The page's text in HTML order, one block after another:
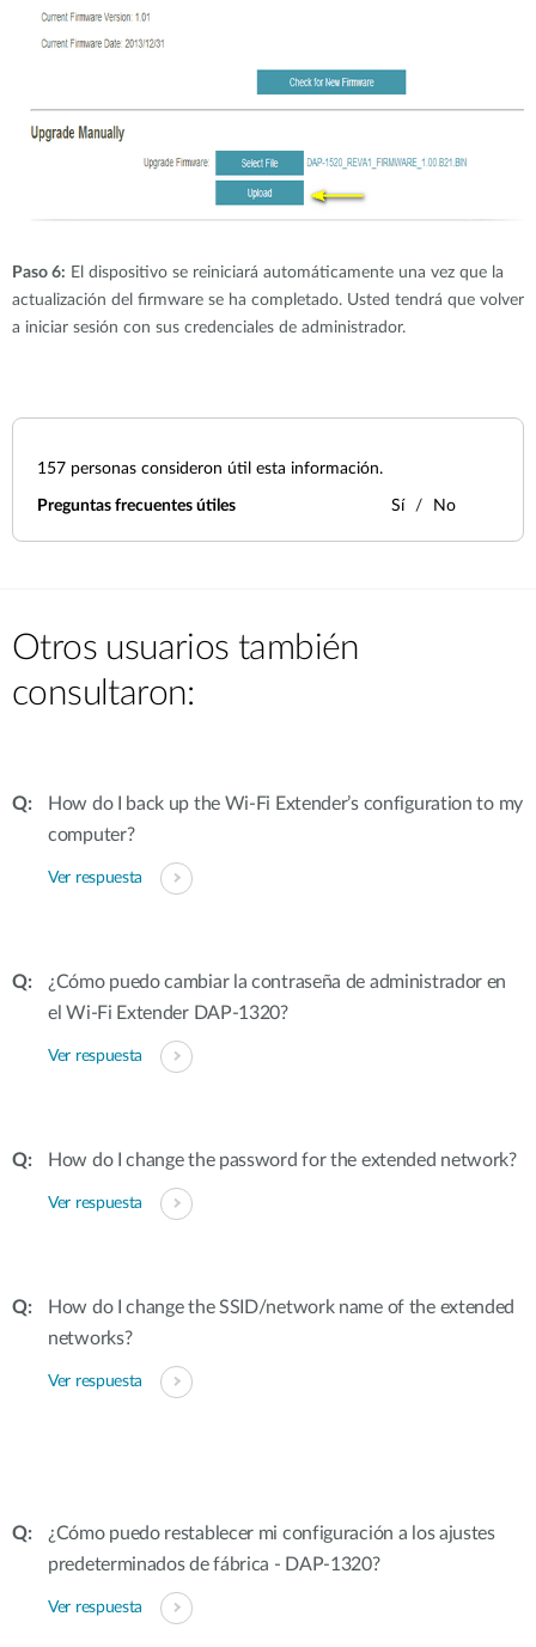
Paso 6: El dispositivo se reiniciará automáticamente una vez que la
actualización del firmware se ha completado. Usted tendrá que volver
a iniciar sesión con sus credenciales de administrador.
157 personas consideron útil esta información.
Preguntas frecuentes útiles Sí No
Otros usuarios también
consultaron:
How do I back up the Wi-Fi Extender’s configuration to my
computer?
Ver respuesta
¿Cómo puedo cambiar la contraseña de administrador en
el Wi-Fi Extender DAP-1320?
Ver respuesta
How do I change the password for the extended network?
Ver respuesta
How do I change the SSID/network name of the extended
networks?
Ver respuesta
¿Cómo puedo restablecer mi configuración a los ajustes
predeterminados de fábrica - DAP-1320?
Ver respuesta